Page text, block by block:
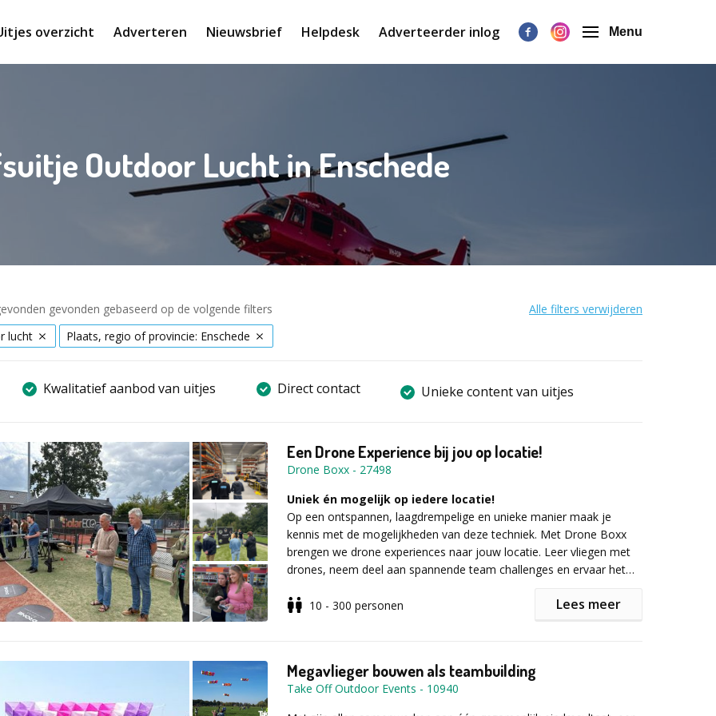
overzicht Adverteren Nieuwsbrief Helpdesk Adverteerder inlog Menu
Outdoor Lucht in Enschede
gevonden gebaseerd op de volgende filters
Alle filters verwijderen
lucht
Plaats, regio of provincie: Enschede
Kwalitatief aanbod van uitjes Direct contact Unieke content van uitjes
Een Drone Experience bij jou op locatie!
Drone Boxx - 27498
Uniek én mogelijk op iedere locatie!
Op een ontspannen, laagdrempelige en unieke manier maak je
kennis met de mogelijkheden van deze techniek. Met Drone Boxx
brengen we drone experiences naar jouw locatie. Leer vliegen met
drones, neem deel aan spannende team challenges en ervaar het
compleet met een competitieve, fun en onvergetelijke experience.
Ervaar het WOW gevoel als je voor de eerste keer zélf een drone
laat opstijgen en voel de trots wanneer je de drone steeds meer
10 - 300 personen Lees meer
Megavlieger bouwen als teambuilding
Take Off Outdoor Events - 10940